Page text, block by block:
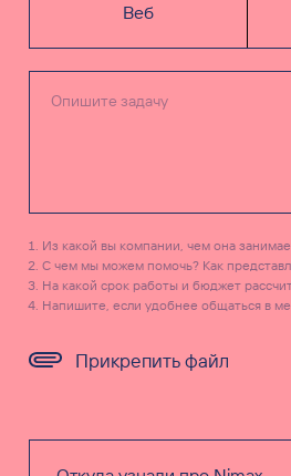
Веб
Прикрепить файл
Из какой вы компании, чем она
С чем мы можем помочь? Как
На какой срок работы и бюджет
Напишите, если удобнее общаться в